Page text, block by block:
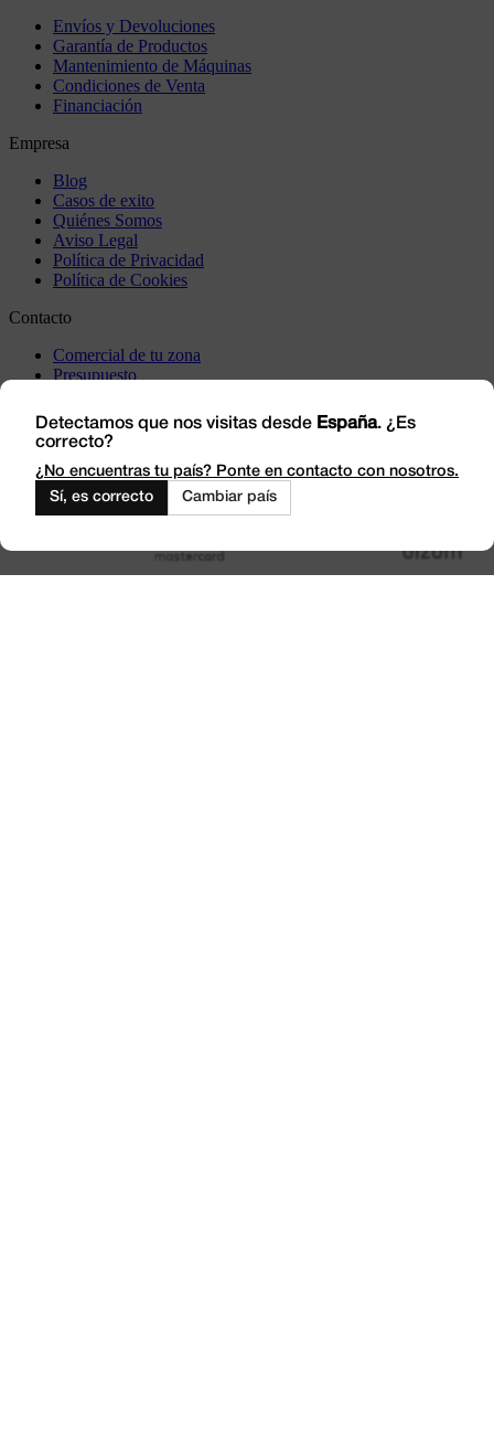
Envíos y Devoluciones
Garantía de Productos
Mantenimiento de Máquinas
Condiciones de Venta
Financiación
Empresa
Blog
Casos de exito
Quiénes Somos
Aviso Legal
Política de Privacidad
Política de Cookies
Contacto
Comercial de tu zona
Presupuesto
Visítanos
Trabaja con Nosotros
Outlet
Detectamos que nos visitas desde España. ¿Es
correcto?
¿No encuentras tu país? Ponte en contacto con nosotros.
Sí, es correcto
Cambiar país